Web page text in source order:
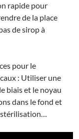
rapide pour
de la place
de sirop à
pour le
: Utiliser une
biais et le noyau
dans le fond et
stérilisation…